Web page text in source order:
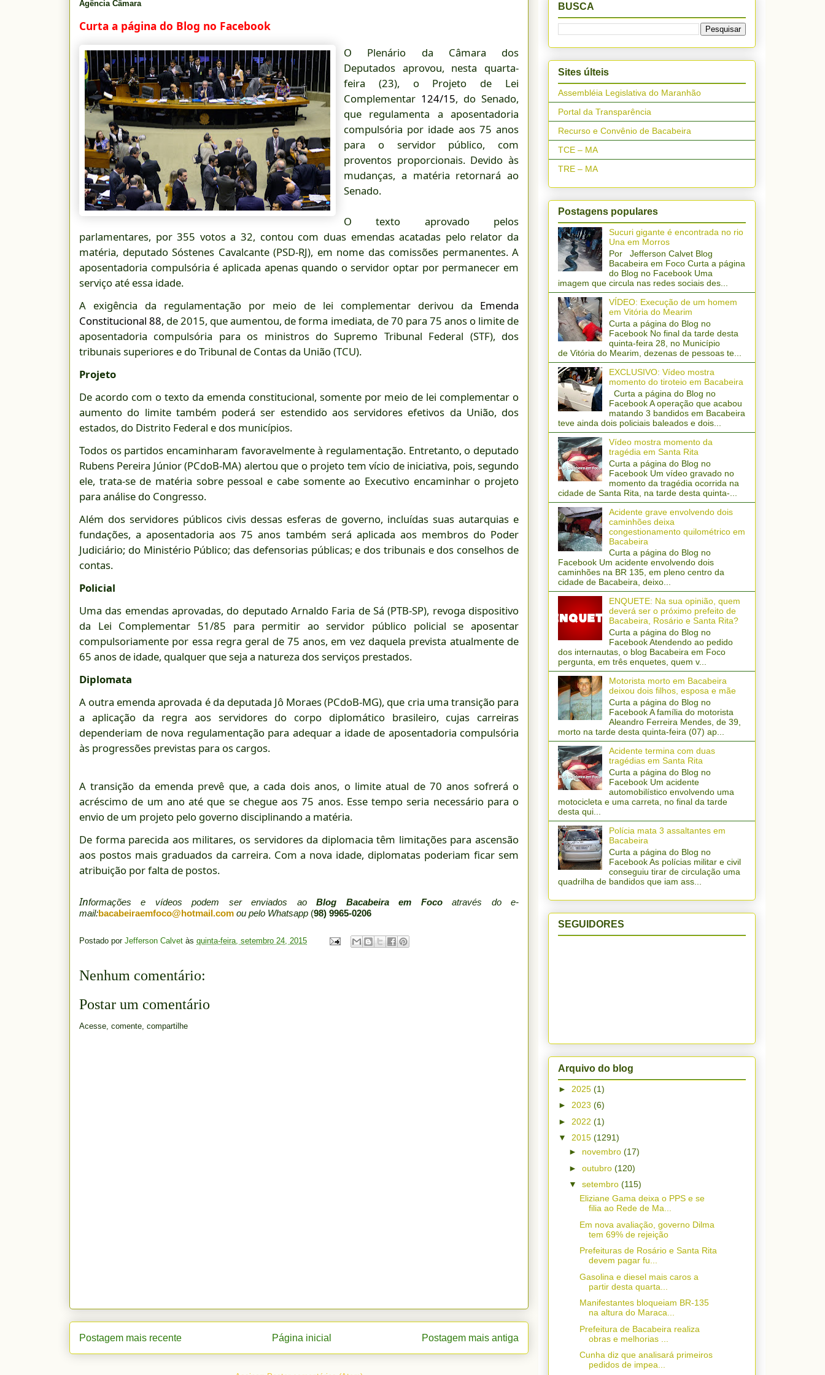
Agência Câmara
Curta a página do Blog no Facebook
O Plenário da Câmara dos
Deputados aprovou, nesta quarta-
feira (23), o Projeto de Lei
Complementar 124/15, do Senado,
que regulamenta a aposentadoria
compulsória por idade aos 75 anos
para o servidor público, com
proventos proporcionais. Devido às
mudanças, a matéria retornará ao
Senado.
O texto aprovado pelos
parlamentares, por 355 votos a 32, contou com duas emendas acatadas pelo relator da
matéria, deputado Sóstenes Cavalcante (PSD-RJ), em nome das comissões permanentes. A
aposentadoria compulsória é aplicada apenas quando o servidor optar por permanecer em
serviço até essa idade.
A exigência da regulamentação por meio de lei complementar derivou da
Emenda
Constitucional 88, de 2015, que aumentou, de forma imediata, de 70 para 75 anos o limite de
aposentadoria compulsória para os ministros do Supremo Tribunal Federal (STF), dos
tribunais superiores e do Tribunal de Contas da União (TCU).
Projeto
De acordo com o texto da emenda constitucional, somente por meio de lei complementar o
aumento do limite também poderá ser estendido aos servidores efetivos da União, dos
estados, do Distrito Federal e dos municípios.
Todos os partidos encaminharam favoravelmente à regulamentação. Entretanto, o deputado
Rubens Pereira Júnior (PCdoB-MA) alertou que o projeto tem vício de iniciativa, pois, segundo
ele, trata-se de matéria sobre pessoal e cabe somente ao Executivo encaminhar o projeto
para análise do Congresso.
Além dos servidores públicos civis dessas esferas de governo, incluídas suas autarquias e
fundações, a aposentadoria aos 75 anos também será aplicada aos membros do Poder
Judiciário; do Ministério Público; das defensorias públicas; e dos tribunais e dos conselhos de
contas.
Policial
Uma das emendas aprovadas, do deputado Arnaldo Faria de Sá (PTB-SP), revoga dispositivo
da Lei Complementar 51/85 para permitir ao servidor público policial se aposentar
compulsoriamente por essa regra geral de 75 anos, em vez daquela prevista atualmente de
65 anos de idade, qualquer que seja a natureza dos serviços prestados.
Diplomata
A outra emenda aprovada é da deputada Jô Moraes (PCdoB-MG), que cria uma transição para
a aplicação da regra aos servidores do corpo diplomático brasileiro, cujas carreiras
dependeriam de nova regulamentação para adequar a idade de aposentadoria compulsória
às progressões previstas para os cargos.
A transição da emenda prevê que, a cada dois anos, o limite atual de 70 anos sofrerá o
acréscimo de um ano até que se chegue aos 75 anos. Esse tempo seria necessário para o
envio de um projeto pelo governo disciplinando a matéria.
De forma parecida aos militares, os servidores da diplomacia têm limitações para ascensão
aos postos mais graduados da carreira. Com a nova idade, diplomatas poderiam ficar sem
atribuição por falta de postos.
Informações e vídeos podem ser enviados aoBlog Bacabeira em Focoatravés do e-
mail:bacabeiraemfoco@hotmail.com ou pelo Whatsapp (98) 9965-0206
Postado por Jefferson Calvet às quinta-feira, setembro 24, 2015
Nenhum comentário:
Postar um comentário
Acesse, comente, compartilhe
Postagem mais recente Postagem mais antiga
Página inicial
BUSCA
Sites últeis
Assembléia Legislativa do Maranhão
Portal da Transparência
Recurso e Convênio de Bacabeira
TCE – MA
TRE – MA
Postagens populares
Sucuri gigante é encontrada no rio
Una em Morros
Por Jefferson Calvet Blog
Bacabeira em Foco Curta a página
do Blog no Facebook Uma
imagem que circula nas redes sociais des...
VÍDEO: Execução de um homem
em Vitória do Mearim
Curta a página do Blog no
Facebook No final da tarde desta
quinta-feira 28, no Município
de Vitória do Mearim, dezenas de pessoas te...
EXCLUSIVO: Vídeo mostra
momento do tiroteio em Bacabeira
Curta a página do Blog no
Facebook A operação que acabou
matando 3 bandidos em Bacabeira
teve ainda dois policiais baleados e dois...
Vídeo mostra momento da
tragédia em Santa Rita
Curta a página do Blog no
Facebook Um vídeo gravado no
momento da tragédia ocorrida na
cidade de Santa Rita, na tarde desta quinta-...
Acidente grave envolvendo dois
caminhões deixa
congestionamento quilométrico em
Bacabeira
Curta a página do Blog no
Facebook Um acidente envolvendo dois
caminhões na BR 135, em pleno centro da
cidade de Bacabeira, deixo...
ENQUETE: Na sua opinião, quem
deverá ser o próximo prefeito de
Bacabeira, Rosário e Santa Rita?
Curta a página do Blog no
Facebook Atendendo ao pedido
dos internautas, o blog Bacabeira em Foco
pergunta, em três enquetes, quem v...
Motorista morto em Bacabeira
deixou dois filhos, esposa e mãe
Curta a página do Blog no
Facebook A família do motorista
Aleandro Ferreira Mendes, de 39,
morto na tarde desta quinta-feira (07) ap...
Acidente termina com duas
tragédias em Santa Rita
Curta a página do Blog no
Facebook Um acidente
automobilístico envolvendo uma
motocicleta e uma carreta, no final da tarde
desta qui...
Polícia mata 3 assaltantes em
Bacabeira
Curta a página do Blog no
Facebook As polícias militar e civil
conseguiu tirar de circulação uma
quadrilha de bandidos que iam ass...
SEGUIDORES
Arquivo do blog
► 2025 (1)
► 2023 (6)
► 2022 (1)
▼ 2015 (1291)
► novembro (17)
► outubro (120)
▼ setembro (115)
Eliziane Gama deixa o PPS e se
filia ao Rede de Ma...
Em nova avaliação, governo Dilma
tem 69% de rejeição
Prefeituras de Rosário e Santa Rita
devem pagar fu...
Gasolina e diesel mais caros a
partir desta quarta...
Manifestantes bloqueiam BR-135
na altura do Maraca...
Prefeitura de Bacabeira realiza
obras e melhorias ...
Cunha diz que analisará primeiros
pedidos de impea...